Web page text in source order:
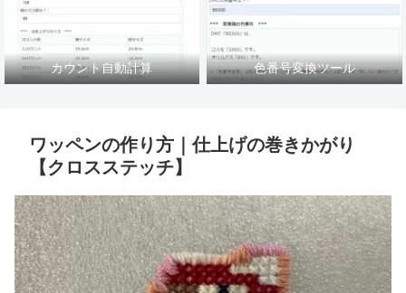
カウント自動計算 色番号変換ツール
ワッペンの作り方｜仕上げの巻きかがり
【クロスステッチ】